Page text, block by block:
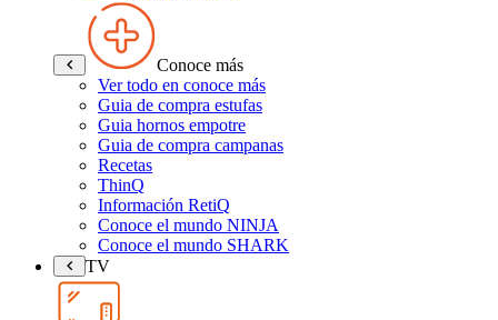
Conoce más
Ver todo en conoce más
Guia de compra estufas
Guia hornos empotre
Guia de compra campanas
Recetas
ThinQ
Información RetiQ
Conoce el mundo NINJA
Conoce el mundo SHARK
TV